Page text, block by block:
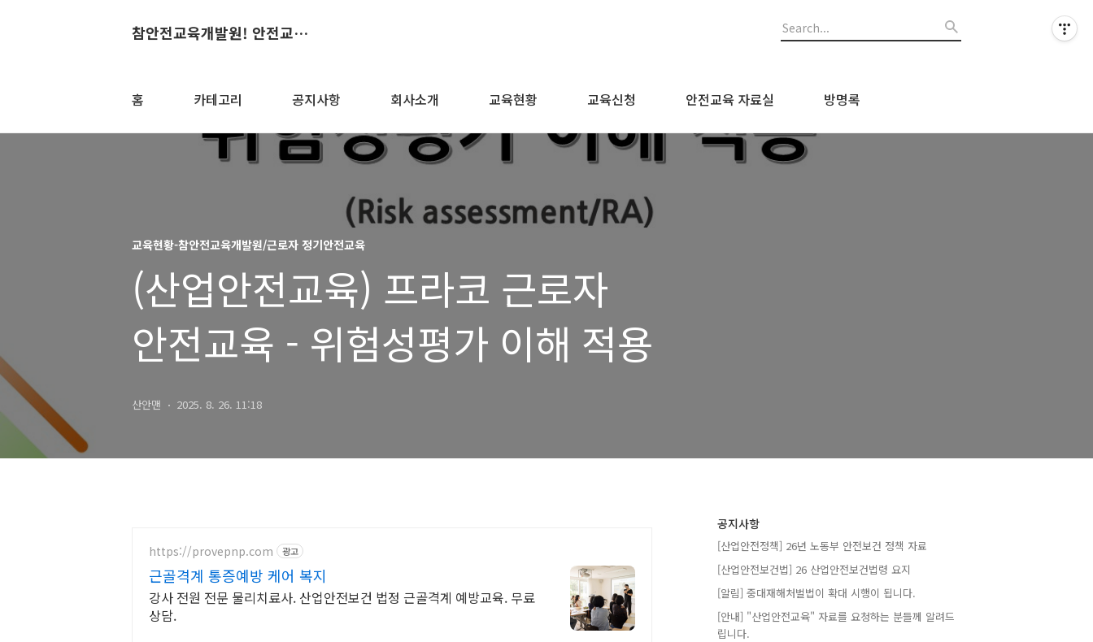
참안전교육개발원! 안전교육의 산실~
홈 카테고리 공지사항 회사소개 교육현황 교육신청 안전교육 자료실 방명록
교육현황-참안전교육개발원/근로자 정기안전교육
(산업안전교육) 프라코 근로자
안전교육 - 위험성평가 이해 적용
산안맨 2025. 8. 26. 11:18
https://provepnp.com 광고
근골격계 통증예방 케어 복지
강사 전원 전문 물리치료사. 산업안전보건 법정 근골격계 예방교육. 무료
상담.
공지사항
[산업안전정책] 26년 노동부 안전보건 정책 자료
[산업안전보건법] 26 산업안전보건법령 요지
[알림] 중대재해처벌법이 확대 시행이 됩니다.
[안내] "산업안전교육" 자료를 요청하는 분들께 알려드
립니다.